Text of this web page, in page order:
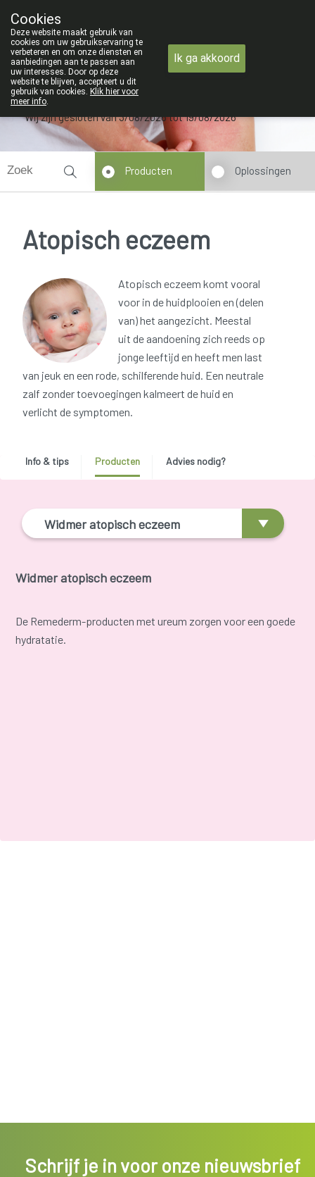
09 228 32 36
Wij zijn gesloten van 3/08/2026 tot 19/08/2026
Producten Oplossingen
Atopisch eczeem
Atopisch eczeem komt vooral
voor in de huidplooien en (delen
van) het aangezicht. Meestal
uit de aandoening zich reeds op
jonge leeftijd en heeft men last
van jeuk en een rode, schilferende huid. Een neutrale
zalf zonder toevoegingen kalmeert de huid en
verlicht de symptomen.
Info & tips Producten Advies nodig?
Widmer atopisch eczeem
Widmer atopisch eczeem
De Remederm-producten met ureum zorgen voor een goede
hydratatie.
Schrijf je in voor onze nieuwsbrief
Cookies
Deze website maakt gebruik van
cookies om uw gebruikservaring te
verbeteren en om onze diensten en
aanbiedingen aan te passen aan
uw interesses. Door op deze
website te blijven, accepteert u dit
gebruik van cookies. Klik hier voor
meer info.
Ik ga akkoord